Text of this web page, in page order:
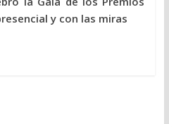
y con las miras